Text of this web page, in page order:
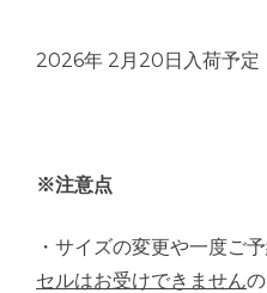
2026年 2月20日入荷予定
※注意点
・サイズの変更や一度ご
セルはお受けできません